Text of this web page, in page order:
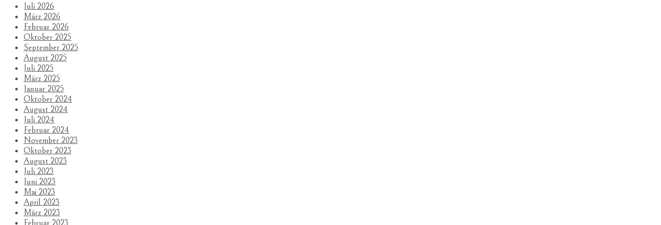
Juli 2026
März 2026
Februar 2026
Oktober 2025
September 2025
August 2025
Juli 2025
März 2025
Januar 2025
Oktober 2024
August 2024
Juli 2024
Februar 2024
November 2023
Oktober 2023
August 2023
Juli 2023
Juni 2023
Mai 2023
April 2023
März 2023
Februar 2023